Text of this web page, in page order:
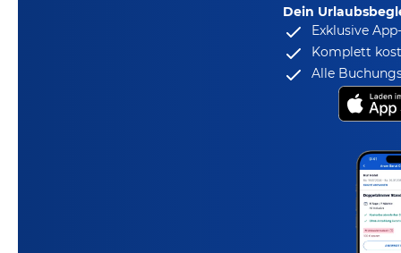
Dein
Exklusive
Komplett
Alle